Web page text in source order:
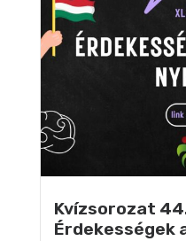
Kvízsorozat
Érdekességek